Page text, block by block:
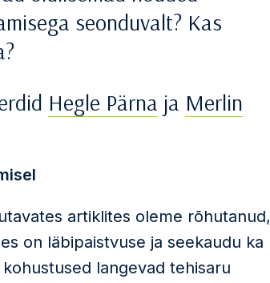
seonduvalt? Kas
Hegle Pärna ja Merlin
artiklites oleme rõhutanud,
on läbipaistvuse ja seekaudu ka
langevad tehisaru